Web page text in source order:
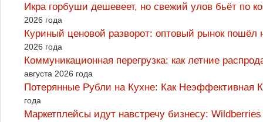
Икра горбуши дешевеет, но свежий улов бьёт по
2026 года
Куриный ценовой разворот: оптовый рынок
2026 года
Коммуникационная перегрузка: как летние
августа 2026 года
Потерянные Рубли на Кухне: Как
года
Маркетплейсы идут навстречу бизнесу: